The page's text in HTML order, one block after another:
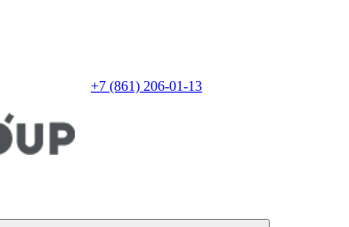
+7 (861) 206-01-13